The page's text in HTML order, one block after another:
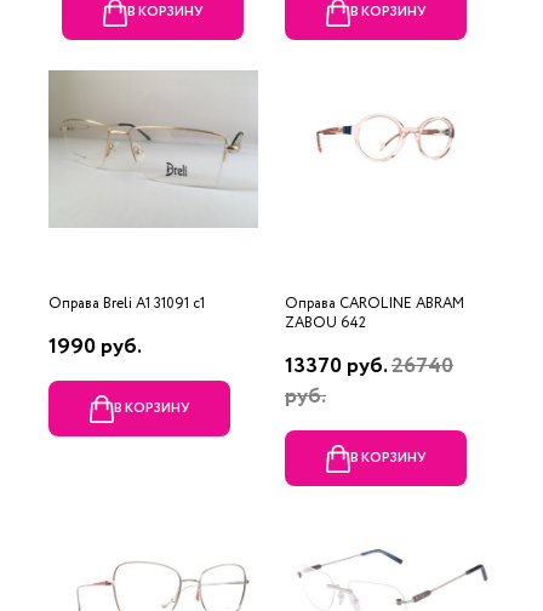
В КОРЗИНУ В КОРЗИНУ
Оправа Breli A1 31091 c1
1990 руб.
В КОРЗИНУ
Оправа CAROLINE ABRAM
ZABOU 642
13370 руб.26740
руб.
В КОРЗИНУ